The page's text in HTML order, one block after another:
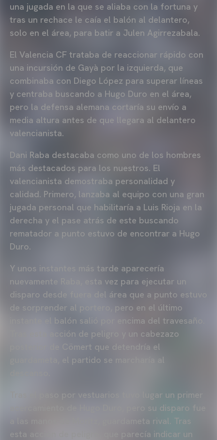
una jugada en la que se aliaba con la fortuna y
tras un rechace le caía el balón al delantero,
solo en el área, para batir a Julen Agirrezabala.
El Valencia CF trataba de reaccionar rápido con
una incursión de Gayà por la izquierda, que
combinaba con Diego López para superar líneas
y centraba buscando a Hugo Duro en el área,
pero la defensa alemana cortaría su envío a
media altura antes de que llegara al delantero
valencianista.
Dani Raba destacaba como uno de los hombres
más destacados para los nuestros. El
valencianista demostraba personalidad y
calidad. Primero, lanzaba al equipo con una gran
jugada personal que habilitaría a Luis Rioja en la
derecha y el pase atrás de este buscando
rematador a punto estuvo de encontrar a Hugo
Duro.
Y unos instantes más tarde aparecería
nuevamente Raba, esta vez para ejecutar un
disparo desde fuera del área que a punto estuvo
de sorprender al portero, pero en el último
instante el balón salió por encima del travesaño.
Tras esta acción de peligro y un cabezazo
posterior de Cömert que detendría el
guardameta, el partido se marcharía al
Tras el paso por vestuarios tuvo lugar un primer
acercamiento de Hugo Duro, pero su disparo fue
a las manos de Moritz, guardameta rival. Tras
esta acción de peligro, que parecía indicar un